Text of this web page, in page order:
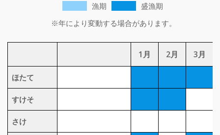
漁期
盛漁期
※年により変動する場合があります。
1月 2月 3月
ほたて
すけそ
さけ